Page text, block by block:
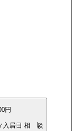
円
入居日相 談